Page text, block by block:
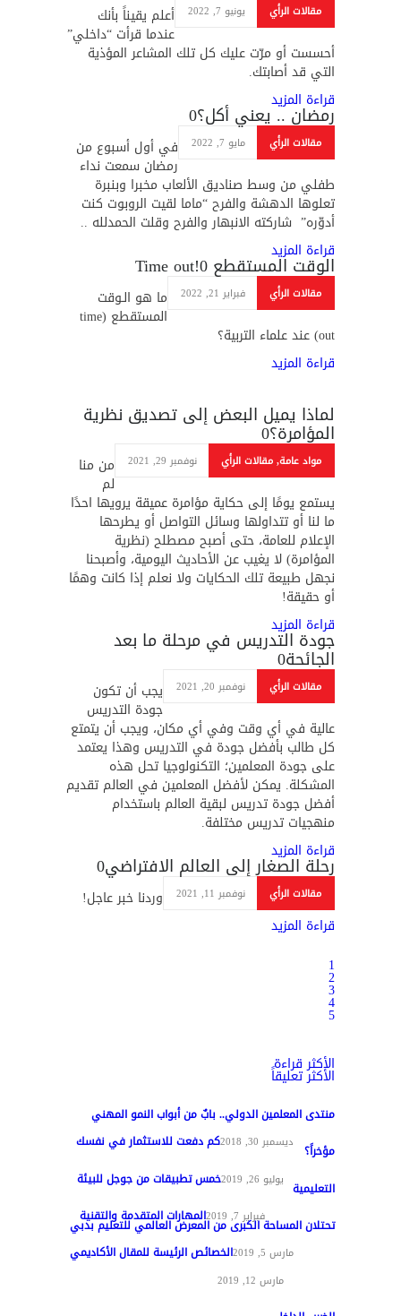
مقالات الرأي يونيو 7, 2022 أعلم يقيناً بأنك
عندما قرأت “داخلي”
أحسست أو مرّت عليك كل تلك المشاعر المؤذية
التي قد أصابتك.
قراءة المزيد
رمضان .. يعني أكل؟0
مقالات الرأي مايو 7, 2022 في أول أسبوع من
رمضان سمعت نداء
طفلي من وسط صناديق الألعاب مخبرا وبنبرة
تعلوها الدهشة والفرح “ماما لقيت الروبوت كنت
أدوّره” شاركته الانبهار والفرح وقلت الحمدلله ..
قراءة المزيد
الوقت المستقطع Time out! 0
مقالات الرأي فبراير 21, 2022 ما هو الـوقت
المستقطع (time
out) عند علماء التربية؟
قراءة المزيد
لماذا يميل البعض إلى تصديق نظرية
المؤامرة؟0
مواد عامة,مقالات الرأي نوفمبر 29, 2021 من منا
لم
يستمع يومًا إلى حكاية مؤامرة عميقة يرويها احدًا
ما لنا أو تتداولها وسائل التواصل أو يطرحها
الإعلام للعامة، حتى أصبح مصطلح (نظرية
المؤامرة) لا يغيب عن الأحاديث اليومية، وأصبحنا
نجهل طبيعة تلك الحكايات ولا نعلم إذا كانت وهمًا
أو حقيقة!
قراءة المزيد
جودة التدريس في مرحلة ما بعد
الجائحة0
مقالات الرأي نوفمبر 20, 2021 يجب أن تكون
جودة التدريس
عالية في أي وقت وفي أي مكان، ويجب أن يتمتع
كل طالب بأفضل جودة في التدريس وهذا يعتمد
على جودة المعلمين؛ التكنولوجيا تحل هذه
المشكلة. يمكن لأفضل المعلمين في العالم تقديم
أفضل جودة تدريس لبقية العالم باستخدام
منهجيات تدريس مختلفة.
قراءة المزيد
رحلة الصغار إلى العالم الافتراضي0
مقالات الرأي نوفمبر 11, 2021
وردنا خبر عاجل!
قراءة المزيد
1
2
3
4
5
الأكثر قراءة
الأكثر تعليقاً
منتدى المعلمين الدولي.. بابٌ من أبواب النمو المهني
تغطيات ديسمبر 30, 2018 كم دفعت للاستثمار في نفسك مؤخراً؟
مواد عامة يوليو 26, 2019 خمس تطبيقات من جوجل للبيئة التعليمية
تقنيات التعليم فبراير 7, 2019 المهارات المتقدمة والتقنية
تحتلان المساحة الكبرى من المعرض العالمي للتعليم بدبي
مارس 5, 2019 الخصائص الرئيسة للمقال الأكاديمي
مارس 12, 2019